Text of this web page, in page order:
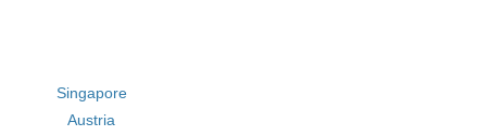
Singapore
Austria